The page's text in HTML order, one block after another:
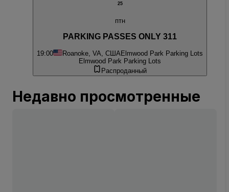
25
птн
PARKING PASSES ONLY 311
19:00 Roanoke, VA, СШАElmwood Park Parking Lots
Elmwood Park Parking Lots
Распроданный
Недавно просмотренные